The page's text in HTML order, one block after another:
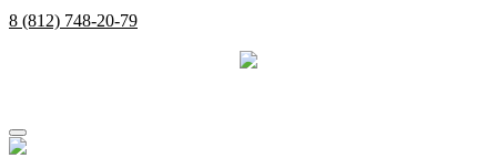
8 (812) 748-20-79